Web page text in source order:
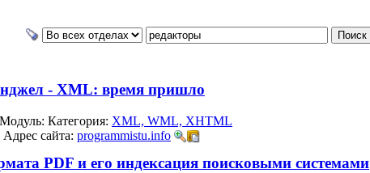
- XML: время пришло
Модуль: Категория: XML, WML, XHTML
Адрес сайта: programmistu.info
PDF и его индексация поисковыми системами